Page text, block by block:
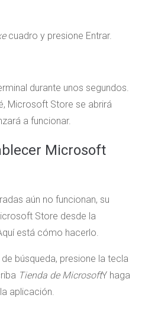
cuadro y presione Entrar.
durante unos segundos.
Microsoft Store se abrirá
a funcionar.
Microsoft
aún no funcionan, su
Store desde la
está cómo hacerlo.
búsqueda, presione la tecla
Tienda de MicrosoftY haga
aplicación.